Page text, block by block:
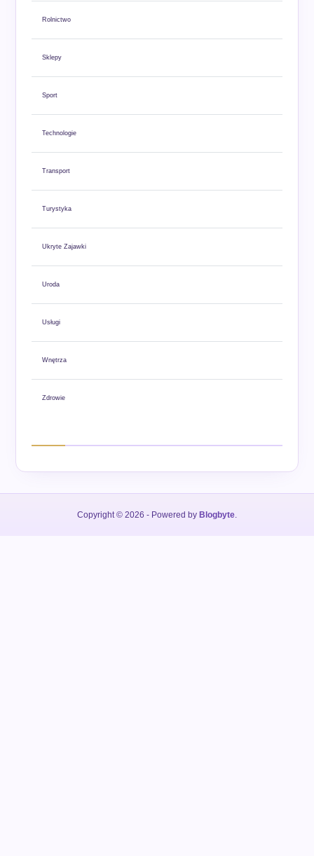
Rolnictwo
Sklepy
Sport
Technologie
Transport
Turystyka
Ukryte Zajawki
Uroda
Usługi
Wnętrza
Zdrowie
Copyright © 2026 - Powered by Blogbyte.